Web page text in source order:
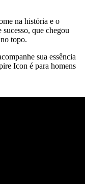
na história e o
que chegou
topo.
sua essência
Icon é para homens